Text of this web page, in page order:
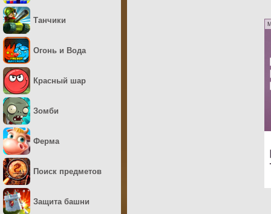
Танчики
Огонь и Вода
Красный шар
Зомби
Ферма
Поиск предметов
Защита башни